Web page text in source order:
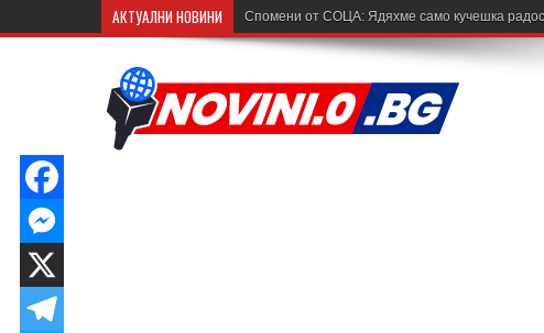
АКТУАЛНИ НОВИНИ Спомени от СОЦА: Ядяхме само кучешка